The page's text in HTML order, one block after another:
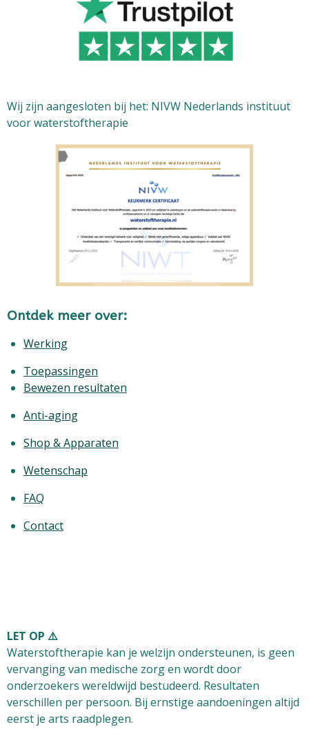
Wij zijn aangesloten bij het: NIVW Nederlands instituut
voor waterstoftherapie
Ontdek meer over:
Werking
Toepassingen
Bewezen resultaten
Anti-aging
Shop & Apparaten
Wetenschap
FAQ
Contact
LET OP ⚠️
Waterstoftherapie kan je welzijn ondersteunen, is geen
vervanging van medische zorgen wordt door
onderzoekers wereldwijd bestudeerd. Resultaten
verschillen per persoon. Bij ernstige aandoeningen altijd
eerst je arts raadplegen.